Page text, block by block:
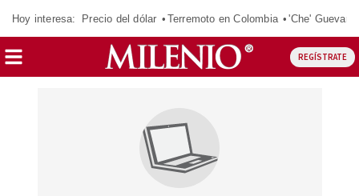
Hoy interesa: Precio del dólar Terremoto en Colombia 'Che' Guevara
REGÍSTRATE